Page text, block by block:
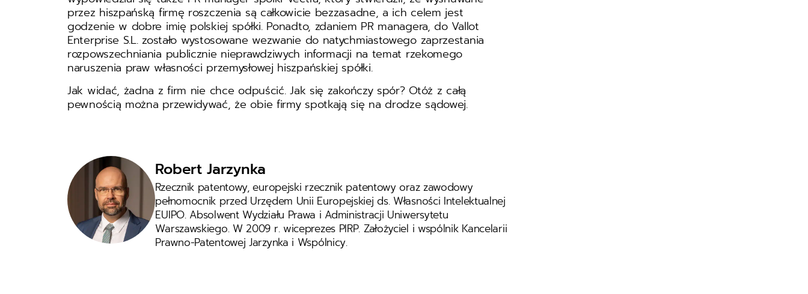
przez hiszpańską firmę roszczenia są całkowicie bezzasadne, a ich celem jest
godzenie w dobre imię polskiej spółki. Ponadto, zdaniem PR managera, do Vallot
Enterprise S.L. zostało wystosowane wezwanie do natychmiastowego zaprzestania
rozpowszechniania publicznie nieprawdziwych informacji na temat rzekomego
naruszenia praw własności przemysłowej hiszpańskiej spółki.
Jak widać, żadna z firm nie chce odpuścić. Jak się zakończy spór? Otóż z całą
pewnością można przewidywać, że obie firmy spotkają się na drodze sądowej.
Robert Jarzynka
Rzecznik patentowy, europejski rzecznik patentowy oraz zawodowy
pełnomocnik przed Urzędem Unii Europejskiej ds. Własności Intelektualnej
EUIPO. Absolwent Wydziału Prawa i Administracji Uniwersytetu
Warszawskiego. W 2009 r. wiceprezes PIRP. Założyciel i wspólnik Kancelarii
Prawno-Patentowej Jarzynka i Wspólnicy.